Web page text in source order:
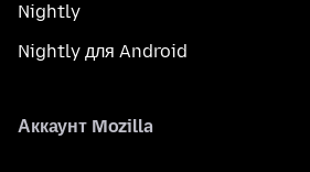
Nightly
Nightly для Android
Аккаунт Mozilla